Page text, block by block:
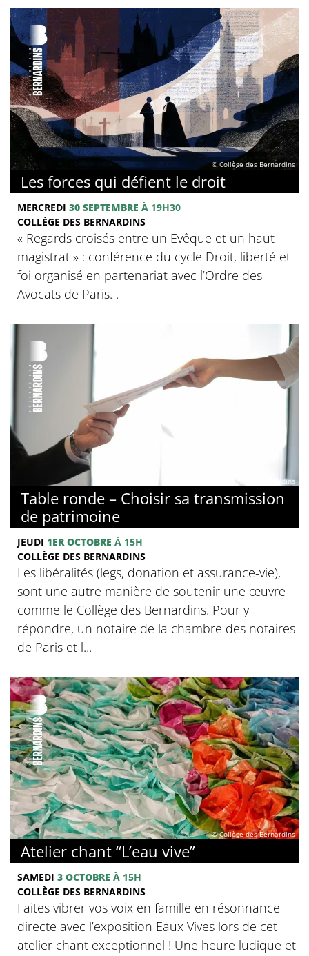
© Collège des Bernardins
Les forces qui défient le droit
MERCREDI 30 SEPTEMBRE À 19H30
COLLÈGE DES BERNARDINS
« Regards croisés entre un Evêque et un haut
magistrat » : conférence du cycle Droit, liberté et
foi organisé en partenariat avec l’Ordre des
Avocats de Paris. .
© Collège des Bernardins
Table ronde – Choisir sa transmission
de patrimoine
JEUDI 1ER OCTOBRE À 15H
COLLÈGE DES BERNARDINS
Les libéralités (legs, donation et assurance-vie),
sont une autre manière de soutenir une œuvre
comme le Collège des Bernardins. Pour y
répondre, un notaire de la chambre des notaires
de Paris et l...
© Collège des Bernardins
Atelier chant “L’eau vive”
SAMEDI 3 OCTOBRE À 15H
COLLÈGE DES BERNARDINS
Faites vibrer vos voix en famille en résonnance
directe avec l’exposition Eaux Vives lors de cet
atelier chant exceptionnel ! Une heure ludique et